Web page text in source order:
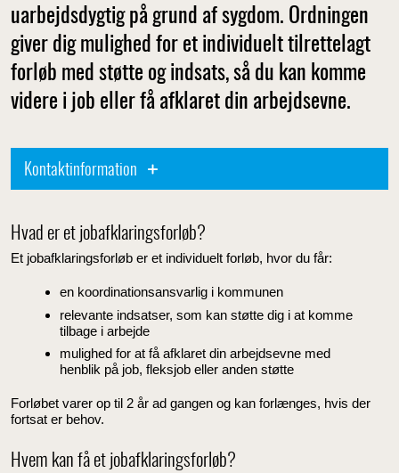
uarbejdsdygtig på grund af sygdom. Ordningen
giver dig mulighed for et individuelt tilrettelagt
forløb med støtte og indsats, så du kan komme
videre i job eller få afklaret din arbejdsevne.
Kontaktinformation
Hvad er et jobafklaringsforløb?
Et jobafklaringsforløb er et individuelt forløb, hvor du får:
en koordinationsansvarlig i kommunen
relevante indsatser, som kan støtte dig i at komme
tilbage i arbejde
mulighed for at få afklaret din arbejdsevne med
henblik på job, fleksjob eller anden støtte
Forløbet varer op til 2 år ad gangen og kan forlænges, hvis der
fortsat er behov.
Hvem kan få et jobafklaringsforløb?